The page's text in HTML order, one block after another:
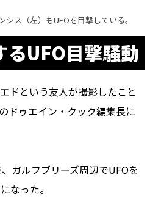
ス（左）もUFOを目撃している。
UFO目撃騒動
ドという友人が撮影したこと
ドゥエイン・クック編集長に
ガルフブリーズ周辺でUFOを
なった。